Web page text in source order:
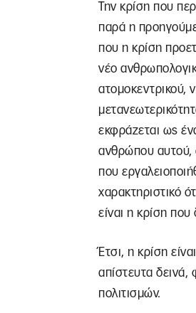
Την κρίση που
παρά η
που η κρίση
νέο
ατομοκεντρικού,
εκφράζεται ως
ανθρώπου αυτού,
που
χαρακτηριστικό
είναι η κρίση
Έτσι, η κρίση
απίστευτα
πολιτισμών.